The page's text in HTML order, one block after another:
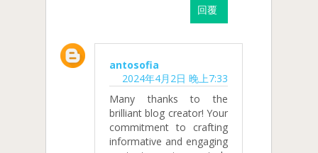
回覆
antosofia
2024年4月2日 晚上7:33
Many thanks to the
brilliant blog creator! Your
commitment to crafting
informative and engaging